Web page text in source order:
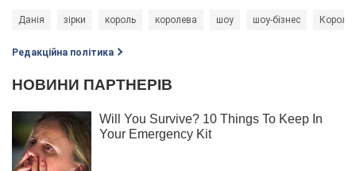
Данія зірки король королева шоу шоу-бізнес Король
Редакційна політика